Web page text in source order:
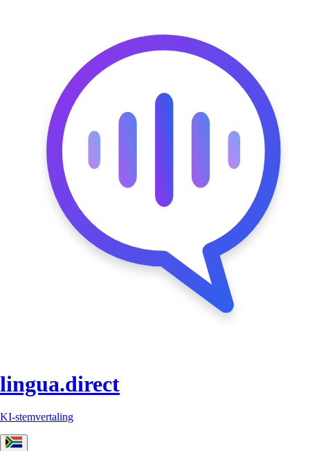
lingua.direct
KI-stemvertaling